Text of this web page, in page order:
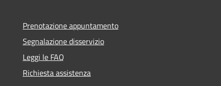
Prenotazione appuntamento
Segnalazione disservizio
Leggi le FAQ
Richiesta assistenza